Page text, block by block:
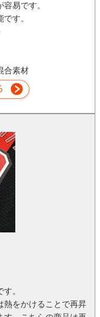
易です。
す。
合素材
。
熱をかけることで再昇